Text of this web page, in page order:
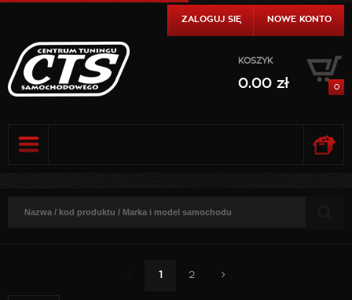
ZALOGUJ SIĘ NOWE KONTO
KOSZYK
0.00 zł 0
1 2